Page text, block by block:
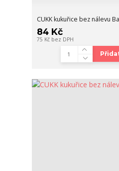
CUKK kukuřice bez nálevu
84 Kč
75 Kč bez DPH